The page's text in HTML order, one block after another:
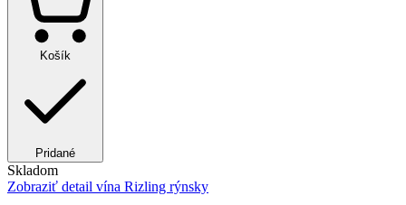
Košík
Pridané
Skladom
Zobraziť detail vína Rizling rýnsky